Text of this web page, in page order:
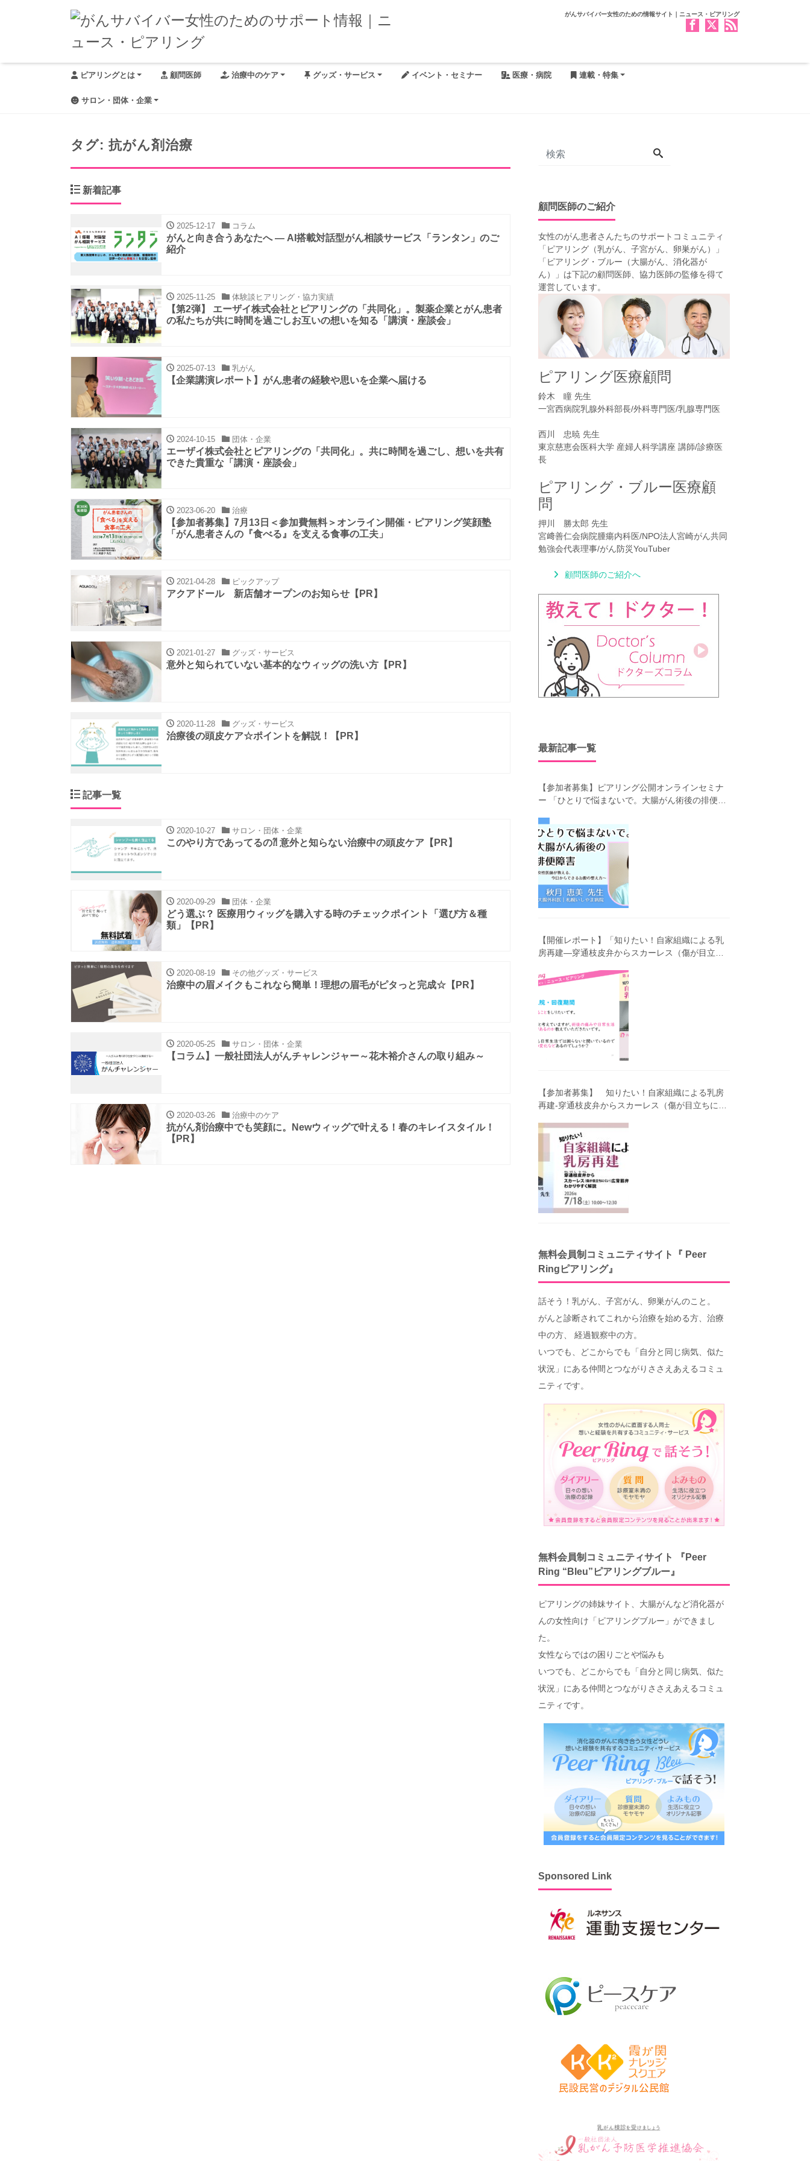
がんサバイバー女性のための情報サイト｜ニュース・ピアリング
ピアリングとは 顧問医師 治療中のケア グッズ・サービス イベント・セミナー 医療・病院 連載・特集
サロン・団体・企業
タグ: 抗がん剤治療
新着記事
2025-12-17 コラム
がんと向き合うあなたへ ― AI搭載対話型がん相談サービス「ランタン」のご
紹介
2025-11-25 体験談ヒアリング・協力実績
【第2弾】 エーザイ株式会社とピアリングの「共同化」。製薬企業とがん患者
の私たちが共に時間を過ごしお互いの想いを知る「講演・座談会」
2025-07-13 乳がん
【企業講演レポート】がん患者の経験や思いを企業へ届ける
2024-10-15 団体・企業
エーザイ株式会社とピアリングの「共同化」。共に時間を過ごし、想いを共有
できた貴重な「講演・座談会」
2023-06-20 治療
【参加者募集】7月13日＜参加費無料＞オンライン開催・ピアリング笑顔塾
「がん患者さんの『食べる』を支える食事の工夫」
2021-04-28 ピックアップ
アクアドール 新店舗オープンのお知らせ【PR】
2021-01-27 グッズ・サービス
意外と知られていない基本的なウィッグの洗い方【PR】
2020-11-28 グッズ・サービス
治療後の頭皮ケア☆ポイントを解説！【PR】
記事一覧
2020-10-27 サロン・団体・企業
このやり方であってるの⁈ 意外と知らない治療中の頭皮ケア【PR】
2020-09-29 団体・企業
どう選ぶ？ 医療用ウィッグを購入する時のチェックポイント「選び方＆種
類」【PR】
2020-08-19 その他グッズ・サービス
治療中の眉メイクもこれなら簡単！理想の眉毛がピタっと完成☆【PR】
2020-05-25 サロン・団体・企業
【コラム】一般社団法人がんチャレンジャー～花木裕介さんの取り組み～
2020-03-26 治療中のケア
抗がん剤治療中でも笑顔に。Newウィッグで叶える！春のキレイスタイル！
【PR】
顧問医師のご紹介
女性のがん患者さんたちのサポートコミュニティ
「 ピアリング（乳がん、子宮がん、卵巣がん）
」
「 ピアリング・ブルー（大腸がん、消化器が
ん）
」は下記の顧問医師、協力医師の監修を得て
運営しています。
ピアリング医療顧問
鈴木 瞳 先生
一宮西病院乳腺外科部長/外科専門医/乳腺専門医
西川 忠暁 先生
東京慈恵会医科大学 産婦人科学講座 講師/診療医
長
ピアリング・ブルー医療顧
問
押川 勝太郎 先生
宮﨑善仁会病院腫瘍内科医/NPO法人宮崎がん共同
勉強会代表理事/がん防災YouTuber
顧問医師のご紹介へ
最新記事一覧
【参加者募集】ピアリング公開オンラインセミナ
ー 「ひとりで悩まないで。大腸がん術後の排便障
え方～」（第41回笑顔塾）
【開催レポート】「知りたい！自家組織による乳
房再建―穿通枝皮弁からスカーレス（傷が目立ち
40回笑顔塾）
【参加者募集】 知りたい！自家組織による乳房
再建-穿通枝皮弁からスカーレス（傷が目立ちにく
塾）
無料会員制コミュニティサイト『 Peer
Ringピアリング』
話そう！乳がん、子宮がん、卵巣がんのこと。
がんと診断されてこれから治療を始める方、治療
中の方、 経過観察中の方。
いつでも、どこからでも「自分と同じ病気、似た
状況」にある仲間とつながりささえあえるコミュ
ニティです。
無料会員制コミュニティサイト 『Peer
Ring “Bleu”ピアリングブルー』
ピアリングの姉妹サイト、大腸がんなど消化器が
んの女性向け「ピアリングブルー」ができまし
た。
女性ならではの困りごとや悩みも
いつでも、どこからでも「自分と同じ病気、似た
状況」にある仲間とつながりささえあえるコミュ
ニティです。
Sponsored Link